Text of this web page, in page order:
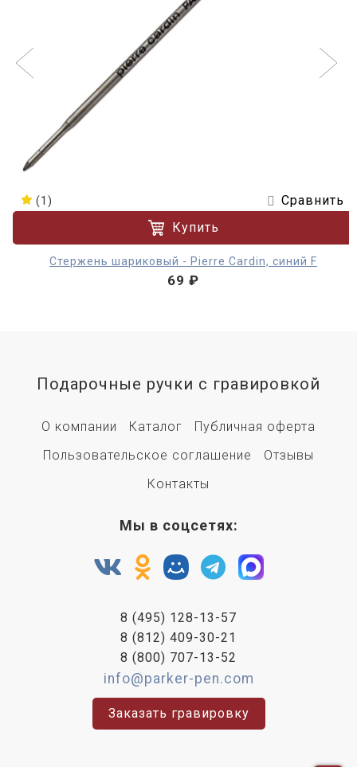
(1)
Сравнить
Купить
Стержень шариковый - Pierre Cardin, синий F
69 ₽
Подарочные ручки с гравировкой
О компании Каталог
Публичная оферта
Пользовательское соглашение
Отзывы
Контакты
Мы в соцсетях:
8 (495) 128-13-57
8 (812) 409-30-21
8 (800) 707-13-52
info@parker-pen.com
Заказать гравировку